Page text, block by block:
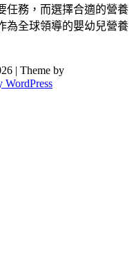
任務，而選擇合適的營養
為全球領導的嬰幼兒營養
| Theme by
WordPress